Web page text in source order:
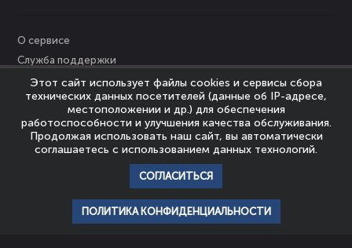
О сервисе
Служба поддержки
Персональные данные
Политика Cookies
Пользовательское соглашение
Политика конфиденциальности
© Nevrozy-Megapolisa, 2023
Все права защищены
профиль популярное история
Этот сайт использует файлы cookies и сервисы сбора
технических данных посетителей (данные об IP-адресе,
местоположении и др.) для обеспечения
работоспособности и улучшения качества обслуживания.
Продолжая использовать наш сайт, вы автоматически
соглашаетесь с использованием данных технологий.
СОГЛАСИТЬСЯ
ПОЛИТИКА КОНФИДЕНЦИАЛЬНОСТИ